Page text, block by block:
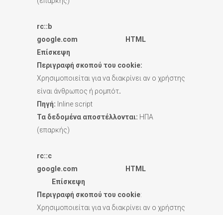
rc:: b
google.com
HTML
Επίσκεψη
Περιγραφή σκοπού του cookie:
Χρησιμοποιείται για να διακρίνει αν ο χρήστης
είναι άνθρωπος ή ρομπότ.
Πηγή: Inline script
Τα δεδομένα αποστέλλονται: ΗΠΑ
(επαρκής)
rc::c
google.com
HTML
Επίσκεψη
Περιγραφή σκοπού του cookie:
Χρησιμοποιείται για να διακρίνει αν ο χρήστης